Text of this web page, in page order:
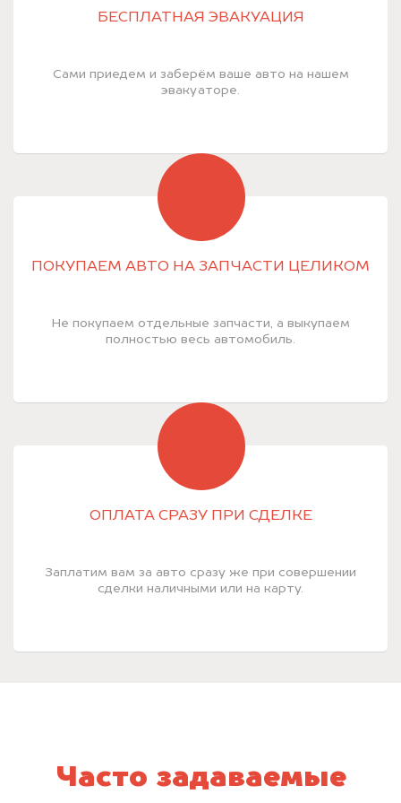
БЕСПЛАТНАЯ ЭВАКУАЦИЯ
Сами приедем и заберём ваше авто на нашем
эвакуаторе.
ПОКУПАЕМ АВТО НА ЗАПЧАСТИ ЦЕЛИКОМ
Не покупаем отдельные запчасти, а выкупаем
полностью весь автомобиль.
ОПЛАТА СРАЗУ ПРИ СДЕЛКЕ
Заплатим вам за авто сразу же при совершении
сделки наличными или на карту.
Часто задаваемые